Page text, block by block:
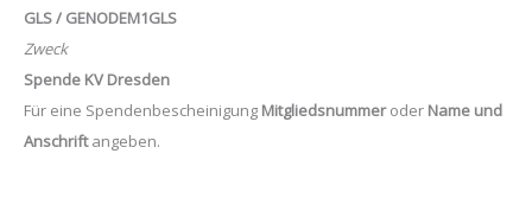
GLS / GENODEM1GLS
Zweck
Spende KV Dresden
Für eine Spendenbescheinigung Mitgliedsnummeroder Name und
Anschriftangeben.